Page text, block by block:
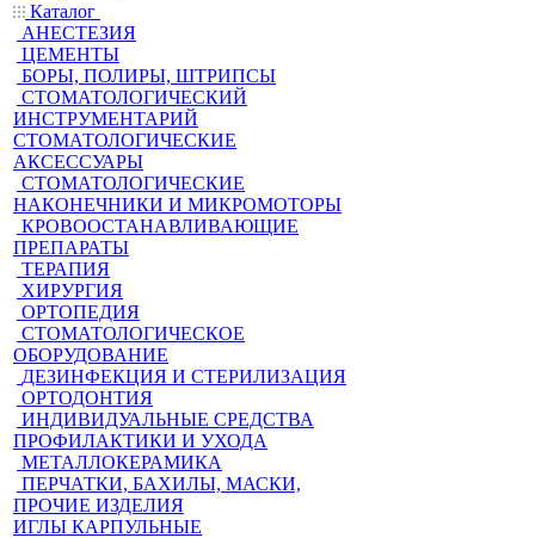
Каталог
АНЕСТЕЗИЯ
ЦЕМЕНТЫ
БОРЫ, ПОЛИРЫ, ШТРИПСЫ
СТОМАТОЛОГИЧЕСКИЙ
ИНСТРУМЕНТАРИЙ
СТОМАТОЛОГИЧЕСКИЕ
АКСЕССУАРЫ
СТОМАТОЛОГИЧЕСКИЕ
НАКОНЕЧНИКИ И МИКРОМОТОРЫ
КРОВООСТАНАВЛИВАЮЩИЕ
ПРЕПАРАТЫ
ТЕРАПИЯ
ХИРУРГИЯ
ОРТОПЕДИЯ
СТОМАТОЛОГИЧЕСКОЕ
ОБОРУДОВАНИЕ
ДЕЗИНФЕКЦИЯ И СТЕРИЛИЗАЦИЯ
ОРТОДОНТИЯ
ИНДИВИДУАЛЬНЫЕ СРЕДСТВА
ПРОФИЛАКТИКИ И УХОДА
МЕТАЛЛОКЕРАМИКА
ПЕРЧАТКИ, БАХИЛЫ, МАСКИ,
ПРОЧИЕ ИЗДЕЛИЯ
ИГЛЫ КАРПУЛЬНЫЕ